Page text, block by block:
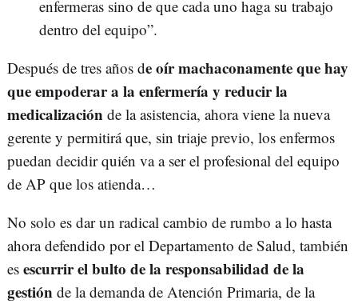
enfermeras sino de que cada uno haga su trabajo
dentro del equipo”.
Después de tres años de oír machaconamente que hay
que empoderar a la enfermería y reducir la
medicalización de la asistencia, ahora viene la nueva
gerente y permitirá que, sin triaje previo, los enfermos
puedan decidir quién va a ser el profesional del equipo
de AP que los atienda…
No solo es dar un radical cambio de rumbo a lo hasta
ahora defendido por el Departamento de Salud, también
es escurrir el bulto de la responsabilidad de la
gestión de la demanda de Atención Primaria, de la